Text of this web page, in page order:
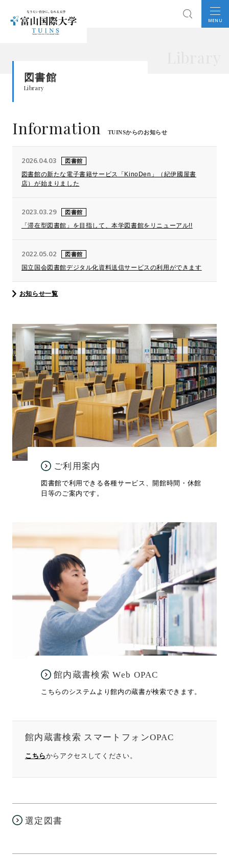
MENU
図書館
Library
Information TUINSからのお知らせ
お知らせ一覧
2026.04.03 図書館
図書館の新たな電子書籍サービス「KinoDen」（紀伊國屋書
店）が始まりました
2023.03.29 図書館
「滞在型図書館」を目指して、本学図書館をリニューアル!!
2022.05.02 図書館
国立国会図書館デジタル化資料送信サービスの利用ができます
ご利用案内
図書館で利用できる各種サービス、開館時間・休館
日等のご案内です。
館内蔵書検索 Web OPAC
こちらのシステムより館内の蔵書が検索できます。
館内蔵書検索 スマートフォンOPAC
こちらからアクセスしてください。
選定図書